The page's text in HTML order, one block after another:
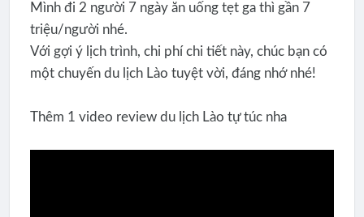
Mình đi 2 người 7 ngày ăn uống tẹt ga thì gần 7
triệu/người nhé.
Với gợi ý lịch trình, chi phí chi tiết này, chúc bạn có
một chuyến du lịch Lào tuyệt vời, đáng nhớ nhé!
Thêm 1 video review du lịch Lào tự túc nha